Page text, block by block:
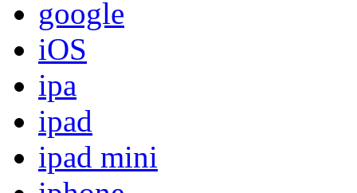
google
iOS
ipa
ipad
ipad mini